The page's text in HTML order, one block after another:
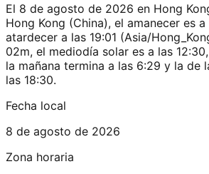
El 8 de agosto de 2026 en Hong
Hong Kong (China), el amanecer es
atardecer a las 19:01 (Asia/
02m, el mediodía solar es a las
la mañana termina a las 6:29 y la de
las 18:30.
Fecha local
8 de agosto de 2026
Zona horaria